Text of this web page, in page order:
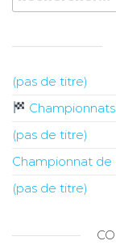
(pas de titre)
(pas de titre)
Championnat de
(pas de titre)